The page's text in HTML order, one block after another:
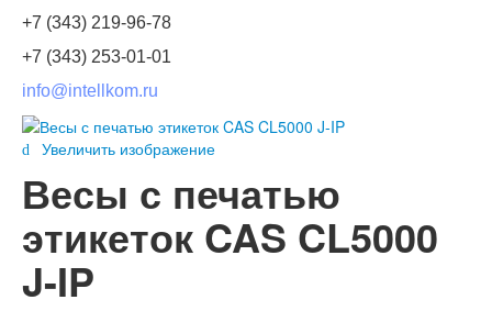
+7 (343) 219-96-78
+7 (343) 253-01-01
info@intellkom.ru
Увеличить изображение
Весы с печатью
этикеток CAS CL5000
J-IP